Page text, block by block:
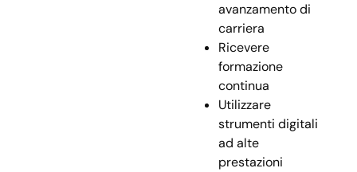
avanzamento di
carriera
Ricevere
formazione
continua
Utilizzare
strumenti digitali
ad alte
prestazioni